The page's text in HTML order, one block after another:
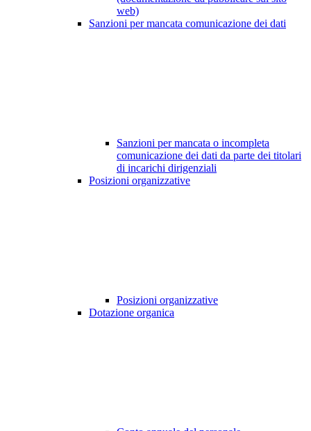
web)
Sanzioni per mancata comunicazione dei dati
Sanzioni per mancata o incompleta
comunicazione dei dati da parte dei titolari
di incarichi dirigenziali
Posizioni organizzative
Posizioni organizzative
Dotazione organica